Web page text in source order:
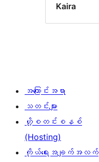
Kaira
အကြောင်းအရာ
သတင်းများ
ဟို့စတင်းစနစ်
(Hosting)
ကိုယ်ရေးအချက်အလက်